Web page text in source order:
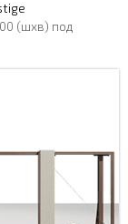
(шхв) под